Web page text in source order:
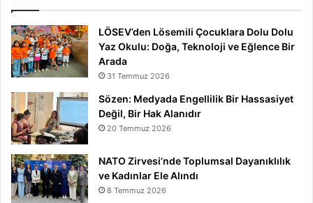
LÖSEV’den Lösemili Çocuklara Dolu Dolu
Yaz Okulu: Doğa, Teknoloji ve Eğlence Bir
Arada
31 Temmuz 2026
Sözen: Medyada Engellilik Bir Hassasiyet
Değil, Bir Hak Alanıdır
20 Temmuz 2026
NATO Zirvesi’nde Toplumsal Dayanıklılık
ve Kadınlar Ele Alındı
8 Temmuz 2026